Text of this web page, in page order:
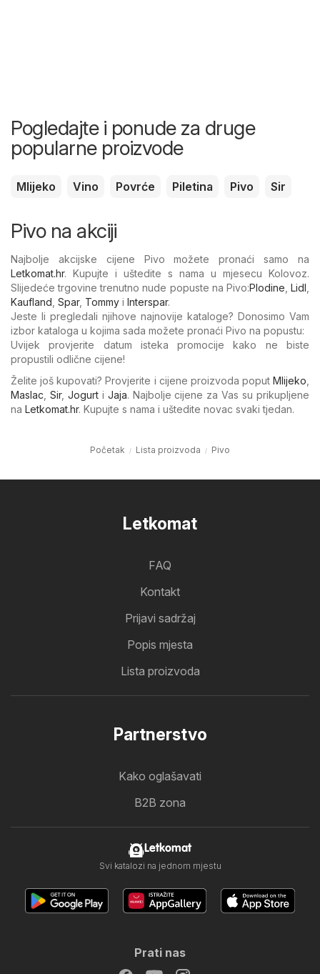
Pogledajte i ponude za druge
popularne proizvode
Mlijeko Vino Povrće Piletina Pivo Sir
Pivo na akciji
Najbolje akcijske cijene Pivo možete pronaći samo na
Letkomat.hr. Kupujte i uštedite s nama u mjesecu Kolovoz.
Slijedeće trgovine trenutno nude popuste na Pivo:Plodine ,Lidl
Kaufland Spar, Tommy i Interspar.
Jeste li pregledali njihove najnovije kataloge? Donosimo Vam
izbor kataloga u kojima sada možete pronaći Pivo na popustu:
Uvijek provjerite datum isteka promocije kako ne biste
propustili odlične cijene!
Želite još kupovati? Provjerite i cijene proizvoda poput Mlijeko
Maslac Sir, Jogurti Jaja. Najbolje cijene za Vas su prikupljene
na Letkomat.hr. Kupujte s nama i uštedite novac svaki tjedan.
Početak Lista proizvoda Pivo
Letkomat
FAQ
Kontakt
Prijavi sadržaj
Popis mjesta
Lista proizvoda
Partnerstvo
Kako oglašavati
B2B zona
Letkomat
Svi katalozi na jednom mjestu
Prati nas